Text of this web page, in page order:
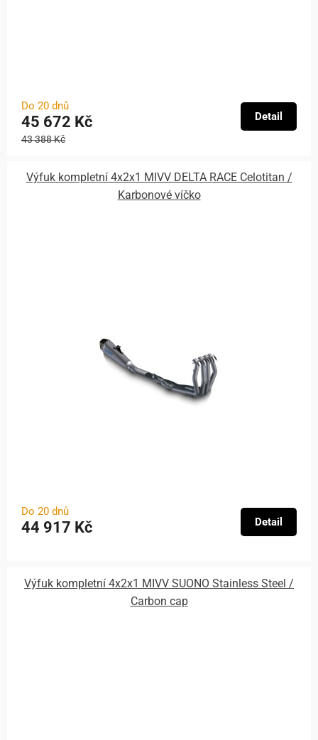
Do 20 dnů
45 672 Kč
43 388 Kč
Detail
Výfuk kompletní 4x2x1 MIVV DELTA RACE Celotitan /
Karbonové víčko
Do 20 dnů
44 917 Kč Detail
Výfuk kompletní 4x2x1 MIVV SUONO Stainless Steel /
Carbon cap